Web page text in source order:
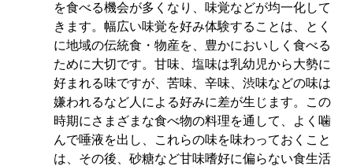
を食べる機会が多くなり、味覚などが均一化して
きます。幅広い味覚を好み体験することは、とく
に地域の伝統食・物産を、豊かにおいしく食べる
ために大切です。甘味、塩味は乳幼児から大勢に
好まれる味ですが、苦味、辛味、渋味などの味は
嫌われるなど人による好みに差が生じます。この
時期にさまざまな食べ物の料理を通して、よく噛
んで唾液を出し、これらの味を味わっておくこと
は、その後、砂糖など甘味嗜好に偏らない食生活